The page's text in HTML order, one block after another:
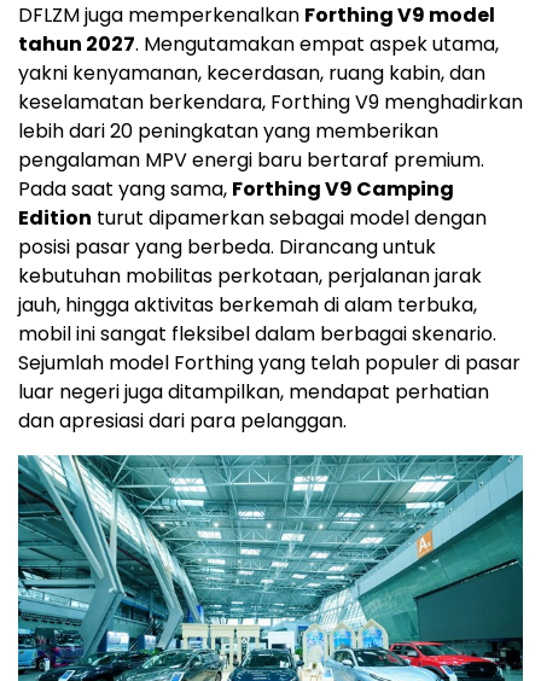
DFLZM juga memperkenalkan Forthing V9 model
tahun 2027. Mengutamakan empat aspek utama,
yakni kenyamanan, kecerdasan, ruang kabin, dan
keselamatan berkendara, Forthing V9 menghadirkan
lebih dari 20 peningkatan yang memberikan
pengalaman MPV energi baru bertaraf premium.
Pada saat yang sama, Forthing V9 Camping
Edition turut dipamerkan sebagai model dengan
posisi pasar yang berbeda. Dirancang untuk
kebutuhan mobilitas perkotaan, perjalanan jarak
jauh, hingga aktivitas berkemah di alam terbuka,
mobil ini sangat fleksibel dalam berbagai skenario.
Sejumlah model Forthing yang telah populer di pasar
luar negeri juga ditampilkan, mendapat perhatian
dan apresiasi dari para pelanggan.